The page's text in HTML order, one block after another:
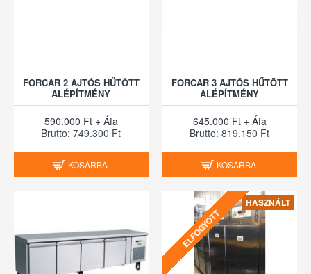
FORCAR 2 AJTÓS HŰTÖTT
ALÉPÍTMÉNY
590.000 Ft + Áfa
Brutto: 749.300 Ft
KOSÁRBA
FORCAR 3 AJTÓS HŰTÖTT
ALÉPÍTMÉNY
645.000 Ft + Áfa
Brutto: 819.150 Ft
KOSÁRBA
HASZNÁLT
ELFOGYOTT